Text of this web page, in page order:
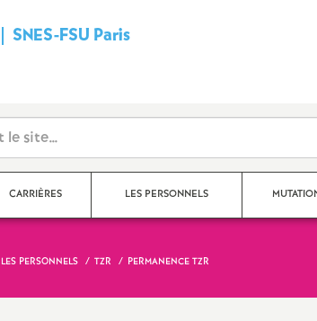
SNES-FSU Paris
CARRIÈRES LES PERSONNELS
LES PERSONNELS TZR PERMANENCE TZR